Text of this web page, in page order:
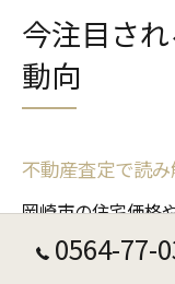
今注目さ
動向
不動産査定で読
岡崎市の住宅価格
を正確に把握す
や人口動態、交
0564-77-